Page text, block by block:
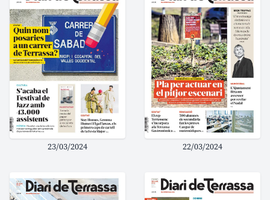
23/03/2024 22/03/2024